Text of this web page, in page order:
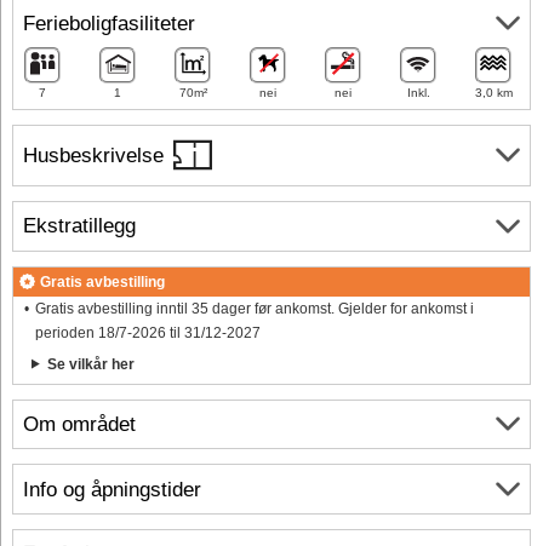
Husbeskrivelse
Om området
Info og åpningstider
Ferieboligfasiliteter
7 1 70m² nei nei Inkl. 3,0 km
Ekstratillegg
Gratis avbestilling
Gratis avbestilling inntil 35 dager før ankomst. Gjelder for ankomst i
perioden 18/7-2026 til 31/12-2027
Se vilkår her